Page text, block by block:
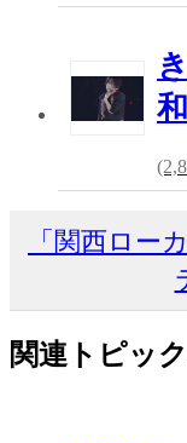
「関西ロー
関連トピッ